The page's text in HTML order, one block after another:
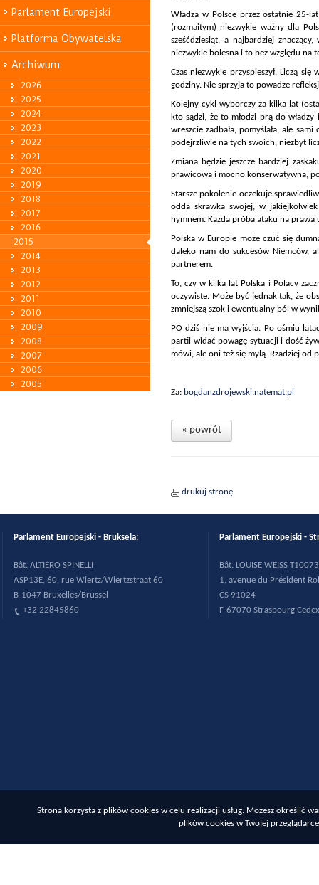
Parlament Europejski
Platforma Obywatelska
Archiwum
2026
2025
2024
2023
2022
2021
2020
2019
2018
2017
2016
2015
2014
2013
2012
2011
2010
2009
2008
2007
2006
2005
Władza w Polsce przez ostatnie 25-
(rozmaitym) niezwykle ważny dla
sześćdziesiąt, a najbardziej
niezwykle bolesna i to bez względu na
Czas niezwykle przyspieszył. Liczą
godziny. Nie sprzyja to powadze
Kolejny cykl wyborczy za kilka lat
kto sądzi, że to młodzi prą do
wreszcie zadbała, pomyślała, ale
podejrzliwie na tych swoich, niezbyt
Zmiana będzie jeszcze bardziej
prawicowa i mocno konserwatywna,
Starsze pokolenie oczekuje
odda skrawka swojej, w
hymnem. Każda próba ataku na
Polska w Europie może czuć się
daleko nam do sukcesów Niemców,
partnerem.
To, czy w kilka lat Polska i Polacy
oczywiste. Może być jednak tak, że
zmniejszą szok i ewentualny ból w
PO dziś nie ma wyjścia. Po ośmiu
partii widać powagę sytuacji i dość
mówi, ale oni też się mylą. Rzadziej od
Za: bogdanzdrojewski.natemat.pl
« powrót
drukuj stronę
Strona korzysta z plików cookies w celu realizacji usług. Możesz określić
plików cookies w Twojej
Parlament Europejski - Bruksela:
Bât. ALTIERO SPINELLI
ASP13E, 60, rue Wiertz/Wiertzstraat 60
B-1047 Bruxelles/Brussel
+32 22845860
Parlament Europejski -
Bât. LOUISE WEISS T10073
1, avenue du Président
CS 91024
F-67070 Strasbourg Cedex